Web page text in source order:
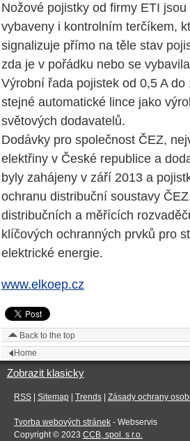
Nožové pojistky od firmy ETI
vybaveny i kontrolním terčíkem,
signalizuje přímo na těle stav
zda je v pořádku nebo se
Výrobní řada pojistek od 0,5 A
stejné automatické lince jako
světových dodavatelů.
Dodávky pro společnost ČEZ,
elektřiny v České republice a
byly zahájeny v září 2013 a
ochranu distribuční soustavy
distribučních a měřících
klíčových ochranných prvků pro
elektrické energie.
www.elkoep.cz
Back to the top
Home
Zobrazit klasicky
RSS| Sitemap| Trends| Zásady ochrany
Tvorba webových stránek- Webservis
Copyright © 2023 CCB, spol. s r.o.